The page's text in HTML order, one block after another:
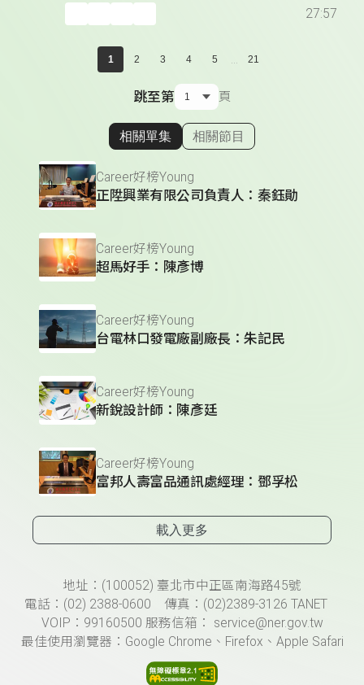
27:57
1 2 3 4 5 ... 21
跳至第 頁
顯示相關單集
相關單集 相關節目
Career好榜Young
正陞興業有限公司負責人：秦鈺勛
Career好榜Young
超馬好手：陳彥博
Career好榜Young
台電林口發電廠副廠長：朱記民
Career好榜Young
新銳設計師：陳彥廷
Career好榜Young
富邦人壽富品通訊處經理：鄧孚松
載入更多
頁尾資訊地址：(100052) 臺北市中正區南海路45號
電話：(02) 2388-0600 傳真：(02)2389-3126 TANET
VOIP：99160500 服務信箱： service@ner.gov.tw
最佳使用瀏覽器：Google Chrome、Firefox、Apple Safari